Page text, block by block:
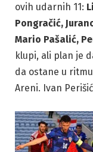
ovih udarnih 11:
Pongračić,
Mario Pašalić,
klupi, ali plan je
da ostane u
Areni. Ivan